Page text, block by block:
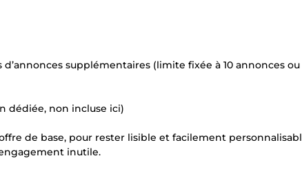
supplémentaires (limite fixée à 10 annonces ou
dédiée, non incluse ici)
de base, pour rester lisible et facilement
inutile.